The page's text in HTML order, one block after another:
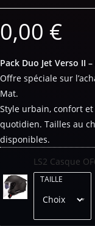
0,00 €
Pack Duo Jet Verso II
Offre spéciale sur
Mat.
Style urbain, confort
quotidien. Tailles au
disponibles.
LS2 Casque
TAILLE